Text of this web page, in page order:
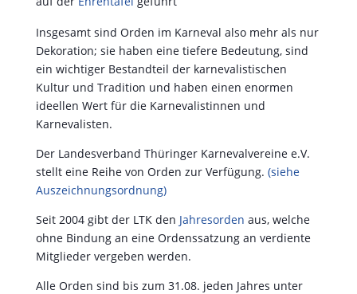
Insgesamt sind Orden im Karneval also mehr als nur
Dekoration; sie haben eine tiefere Bedeutung, sind
ein wichtiger Bestandteil der karnevalistischen
Kultur und Tradition und haben einen enormen
ideellen Wert für die Karnevalistinnen und
Karnevalisten.
Der Landesverband Thüringer Karnevalvereine e.V.
stellt eine Reihe von Orden zur Verfügung. (siehe
Auszeichnungsordnung)
Seit 2004 gibt der LTK den Jahresorden aus, welche
ohne Bindung an eine Ordenssatzung an verdiente
Mitglieder vergeben werden.
Alle Orden sind bis zum 31.08. jeden Jahres unter